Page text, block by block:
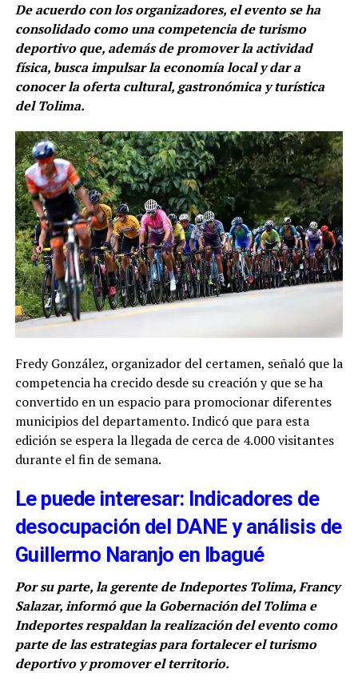
De acuerdo con los organizadores, el evento se ha
consolidado como una competencia de turismo
deportivo que, además de promover la actividad
física, busca impulsar la economía local y dar a
conocer la oferta cultural, gastronómica y turística
del Tolima.
Fredy González, organizador del certamen, señaló que la
competencia ha crecido desde su creación y que se ha
convertido en un espacio para promocionar diferentes
municipios del departamento. Indicó que para esta
edición se espera la llegada de cerca de 4.000 visitantes
durante el fin de semana.
Le puede interesar: Indicadores de
desocupación del DANE y análisis de
Guillermo Naranjo en Ibagué
Por su parte, la gerente de Indeportes Tolima, Francy
Salazar, informó que la Gobernación del Tolima e
Indeportes respaldan la realización del evento como
parte de las estrategias para fortalecer el turismo
deportivo y promover el territorio.